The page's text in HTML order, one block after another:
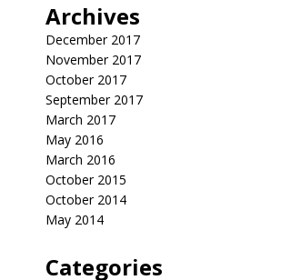
Archives
December 2017
November 2017
October 2017
September 2017
March 2017
May 2016
March 2016
October 2015
October 2014
May 2014
Categories